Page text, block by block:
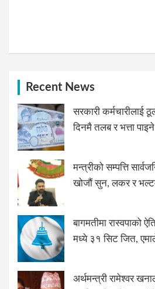
Recent News
सरकारी कर्मचारीलाई
दिनमै तलब र भत्ता पाइने
मन्त्रीको सम्पत्ति
खोजौं सुन, लकर र
बागमतीमा रास्वपाको
मध्ये ३१ सिट जित,
अर्थमन्त्री रामेश्वर